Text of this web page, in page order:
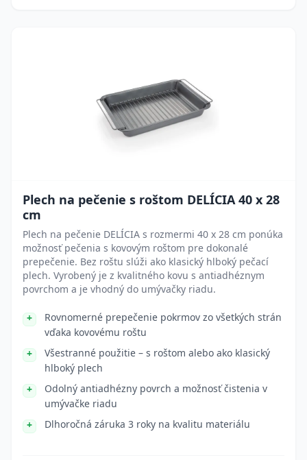
Plech na pečenie s roštom DELÍCIA 40 x 28
cm
Plech na pečenie DELÍCIA s rozmermi 40 x 28 cm ponúka
možnosť pečenia s kovovým roštom pre dokonalé
prepečenie. Bez roštu slúži ako klasický hlboký pečací
plech. Vyrobený je z kvalitného kovu s antiadhéznym
povrchom a je vhodný do umývačky riadu.
Rovnomerné prepečenie pokrmov zo všetkých strán
vďaka kovovému roštu
Všestranné použitie – s roštom alebo ako klasický
hlboký plech
Odolný antiadhézny povrch a možnosť čistenia v
umývačke riadu
Dlhoročná záruka 3 roky na kvalitu materiálu